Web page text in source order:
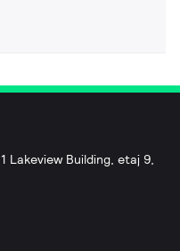
Lakeview Building, etaj 9,